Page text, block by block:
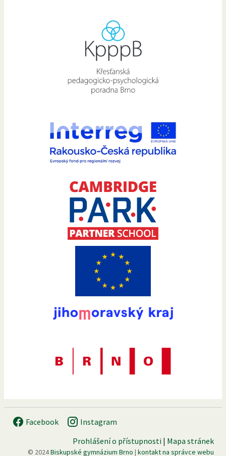
Facebook
Instagram
Prohlášení o přístupnosti | Mapa stránek
© 2024Biskupské gymnázium Brno | kontakt na správce webu